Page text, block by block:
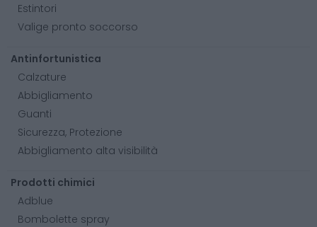
Estintori
Valige pronto soccorso
Antinfortunistica
Calzature
Abbigliamento
Guanti
Sicurezza, Protezione
Abbigliamento alta visibilità
Prodotti chimici
Adblue
Bombolette spray